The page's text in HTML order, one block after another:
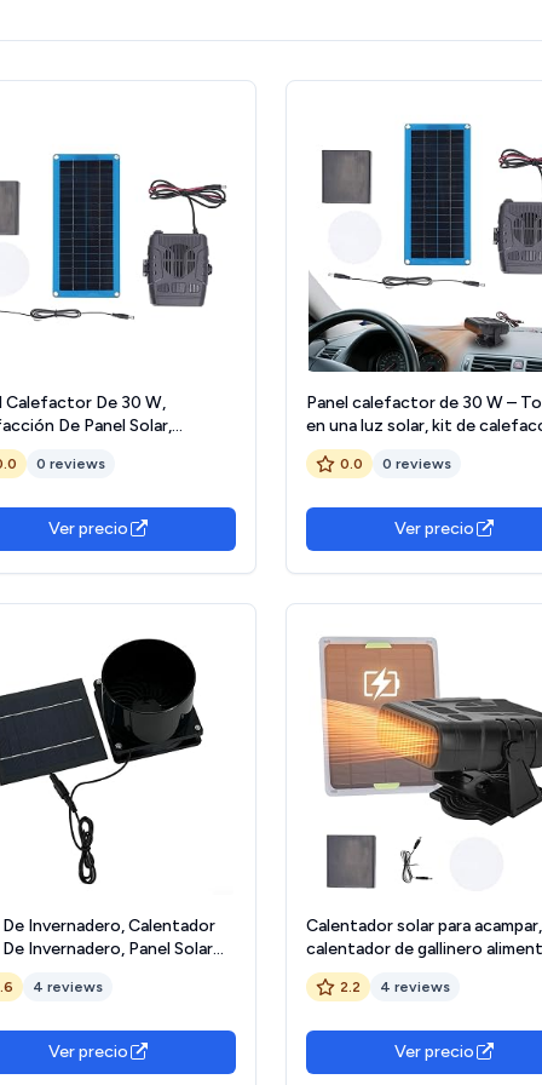
Calefactor De 30 W,
De Panel Solar,
Solar De 30 W Con
CalefacciónDe
Casas De Invierno,
0 reviews
Ver precio
Panel calefactor de 30 W –
en una luz solar, kit de
desempañado | Solución de
solar portátil para invernaderos,
calor de cabina, estacional
0.0 0 reviews
Ver precio
De Invernadero, Calentador
Invernadero, Panel Solar
Ventilador Solar Para
De Caravana, Casa De
4 reviews
Ver precio
Calentador solar para acampar,
calentador de gallinero
por energía solar, secador de
automotriz para gallinero, casa
2.2 4 reviews
Ver precio